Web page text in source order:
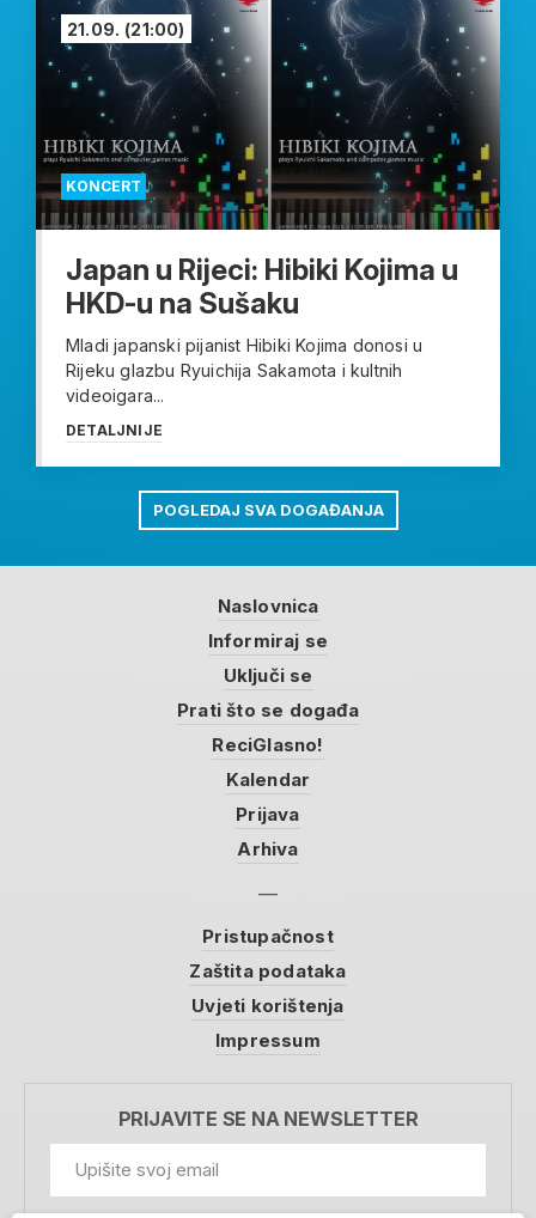
KONCERT
21.09. (21:00)
Japan u Rijeci: Hibiki Kojima u
HKD-u na Sušaku
Mladi japanski pijanist Hibiki Kojima donosi u
Rijeku glazbu Ryuichija Sakamota i kultnih
videoigara...
DETALJNIJE
POGLEDAJ SVA DOGAĐANJA
Naslovnica
Informiraj se
Uključi se
Prati što se događa
ReciGlasno!
Kalendar
Prijava
Arhiva
Pristupačnost
Zaštita podataka
Uvjeti korištenja
Impressum
PRIJAVITE SE NA NEWSLETTER